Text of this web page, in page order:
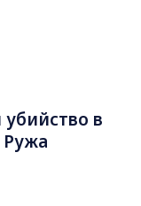
убийство в
Ружа